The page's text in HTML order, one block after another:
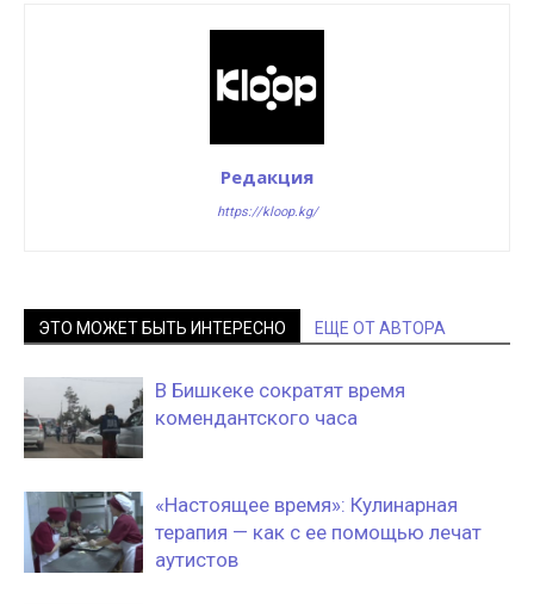
Редакция
https://kloop.kg/
ЭТО МОЖЕТ БЫТЬ ИНТЕРЕСНО ЕЩЕ ОТ АВТОРА
В Бишкеке сократят время
комендантского часа
«Настоящее время»: Кулинарная
терапия — как с ее помощью лечат
аутистов